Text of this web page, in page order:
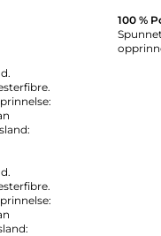
100 %